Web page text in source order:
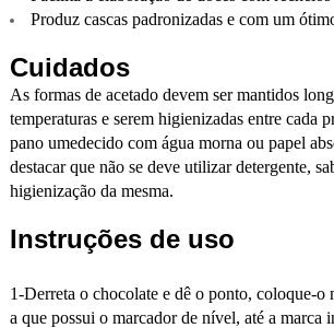
Produz cascas padronizadas e com um
Cuidados
As formas de acetado devem ser mantidos
temperaturas e serem higienizadas entre cada
pano umedecido com água morna ou papel
destacar que não se deve utilizar detergente,
higienização da mesma.
Instruções de uso
1-Derreta o chocolate e dê o ponto, coloque-o
a que possui o marcador de nível, até a marca